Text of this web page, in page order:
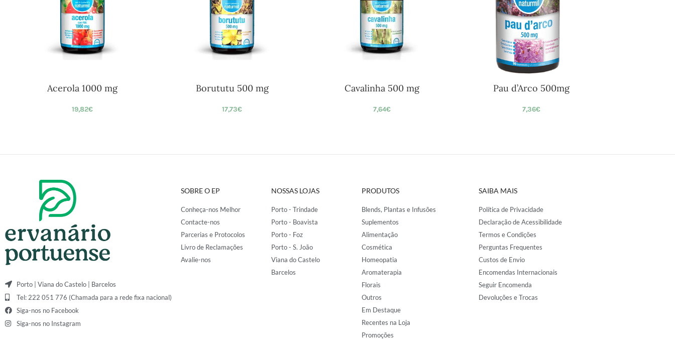
Acerola 1000 mg
19,82€
Borututu 500 mg
17,73€
Cavalinha 500 mg
7,64€
Pau d’Arco 500mg
7,36€
Porto | Viana do Castelo | Barcelos
Tel: 222 051 776 (Chamada para a rede fixa nacional)
Siga-nos no Facebook
Siga-nos no Instagram
SOBRE O EP
Conheça-nos Melhor
Contacte-nos
Parcerias e Protocolos
Livro de Reclamações
Avalie-nos
NOSSAS LOJAS
Porto - Trindade
Porto - Boavista
Porto - Foz
Porto - S. João
Viana do Castelo
Barcelos
PRODUTOS
Blends, Plantas e Infusões
Suplementos
Alimentação
Cosmética
Homeopatia
Aromaterapia
Florais
Outros
Em Destaque
Recentes na Loja
Promoções
SAIBA MAIS
Política de Privacidade
Declaração de Acessibilidade
Termos e Condições
Perguntas Frequentes
Custos de Envio
Encomendas Internacionais
Seguir Encomenda
Devoluções e Trocas